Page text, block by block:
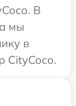
В
мы
в
CityCoco.